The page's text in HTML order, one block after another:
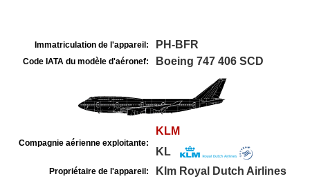
Immatriculation de l'appareil: PH-BFR
Code IATA du modèle d'aéronef: Boeing 747 406 SCD
Compagnie aérienne exploitante:
KLM
KL
Propriétaire de l'appareil: Klm Royal Dutch Airlines